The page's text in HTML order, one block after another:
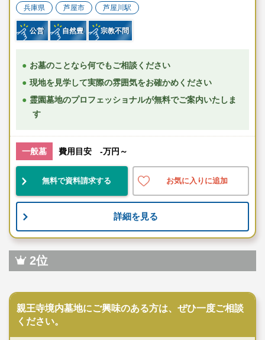
兵庫県 芦屋市 芦屋川駅
公営 自然豊 宗教不問
お墓のことなら何でもご相談ください
現地を見学して実際の雰囲気をお確かめください
霊園墓地のプロフェッショナルが無料でご案内いたしま
す
一般墓 費用目安 -万円～
無料で資料請求する お気に入りに追加
詳細を見る
2位
親王寺境内墓地にご興味のある方は、ぜひ一度ご相談
ください。